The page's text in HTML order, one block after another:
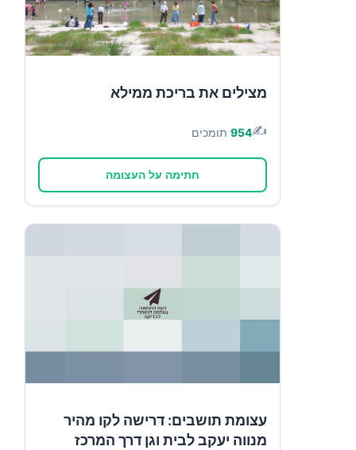
מצילים את בריכת ממילא
✍️
954 תומכים
חתימה על העצומה
עצומת תושבים: דרישה לקו מהיר
מנווה יעקב לבית וגן דרך המרכז